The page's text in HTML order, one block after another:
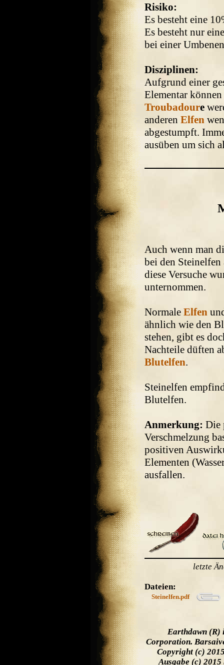
Risiko:
Es besteht eine
Es besteht nur
bei einer
Disziplinen:
Aufgrund einer
Elementar
Troubadoure
anderen Elfen
abgestumpft.
ausüben um sich
Auch wenn man
bei den
diese Versuche
unternommen.
Normale Elfen
ähnlich wie den
stehen, gibt es
Nachteile düften
Blutelfen.
Steinelfen
Blutelfen.
Anmerkung: Die
Verschmelzung
positiven
Elementen
ausfallen.
letzte
Dateien:
Steinelfen.pdf
Earthdawn (R)
Corporation.
Copyright (c)
Ausgabe (c) 2015